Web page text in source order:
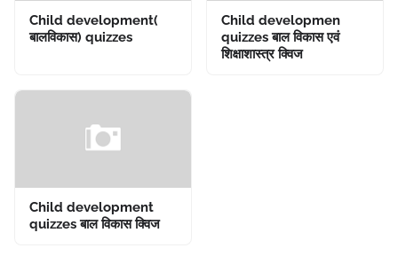
Child development(
बालविकास) quizzes
Child developmen
quizzes बाल विकास एवं
शिक्षाशास्त्र क्विज
Child development
quizzes बाल विकास क्विज